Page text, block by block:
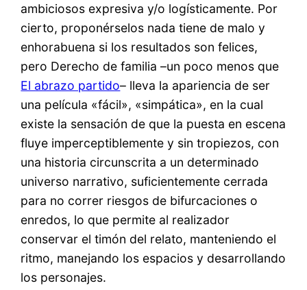
ambiciosos expresiva y/o logísticamente. Por
cierto, proponérselos nada tiene de malo y
enhorabuena si los resultados son felices,
pero Derecho de familia –un poco menos que
El abrazo partido– lleva la apariencia de ser
una película «fácil», «simpática», en la cual
existe la sensación de que la puesta en escena
fluye imperceptiblemente y sin tropiezos, con
una historia circunscrita a un determinado
universo narrativo, suficientemente cerrada
para no correr riesgos de bifurcaciones o
enredos, lo que permite al realizador
conservar el timón del relato, manteniendo el
ritmo, manejando los espacios y desarrollando
los personajes.